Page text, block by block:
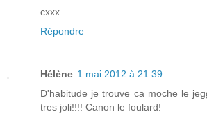
cxxx
Répondre
Hélène 1 mai 2012 à 21:39
D'habitude je trouve ca moche le
tres joli!!!! Canon le foulard!